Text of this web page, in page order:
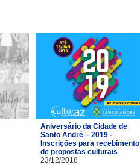
Aniversário da Cidade de
Santo André – 2019 -
Inscrições para recebimento
de propostas culturais
23/12/2018